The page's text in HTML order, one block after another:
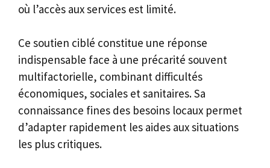
où l’accès aux services est limité.
Ce soutien ciblé constitue une réponse
indispensable face à une précarité souvent
multifactorielle, combinant difficultés
économiques, sociales et sanitaires. Sa
connaissance fines des besoins locaux permet
d’adapter rapidement les aides aux situations
les plus critiques.